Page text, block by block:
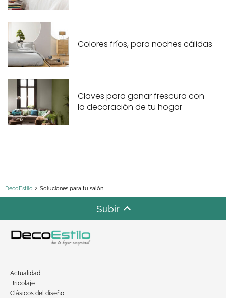
Colores fríos, para noches cálidas
Claves para ganar frescura con
la decoración de tu hogar
DecoEstilo Soluciones para tu salón
Subir
Actualidad
Bricolaje
Clásicos del diseño